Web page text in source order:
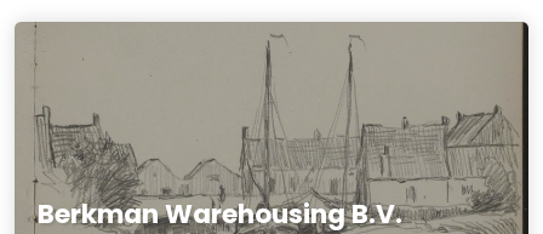
Berkman Warehousing B.V.